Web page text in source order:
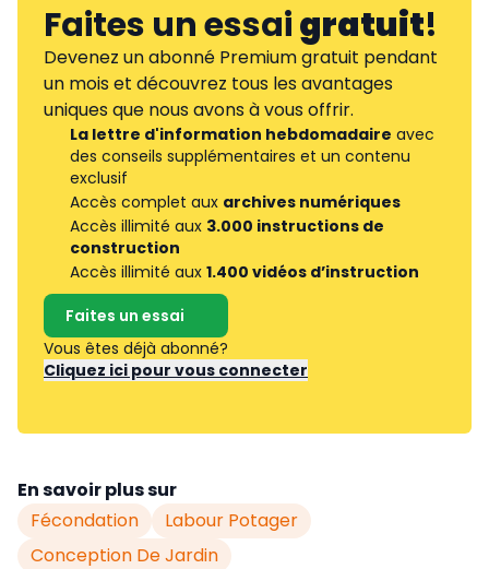
Faites un essaigratuit!
Devenez un abonné Premium gratuit pendant
un mois et découvrez tous les avantages
uniques que nous avons à vous offrir.
La lettre d'information hebdomadaire avec
des conseils supplémentaires et un contenu
exclusif
Accès complet aux archives numériques
Accès illimité aux 3.000 instructions de
construction
Accès illimité aux 1.400 vidéos d’instruction
Faites un essai
Vous êtes déjà abonné?
Cliquez ici pour vous connecter
En savoir plus sur
Fécondation
Labour Potager
Conception De Jardin